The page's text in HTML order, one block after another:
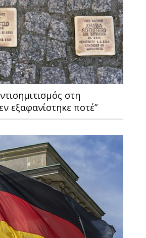
στη
εξαφανίστηκε ποτέ”